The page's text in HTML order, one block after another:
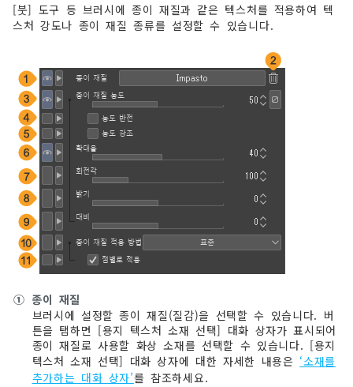
[붓] 도구 등 브러시에 종이 재질과 같은 텍스처를 적용하여 텍
스처 강도나 종이 재질 종류를 설정할 수 있습니다.
① 종이 재질
브러시에 설정할 종이 재질(질감)을 선택할 수 있습니다. 버
튼을 탭하면 [용지 텍스처 소재 선택] 대화 상자가 표시되어
종이 재질로 사용할 화상 소재를 선택할 수 있습니다. [용지
텍스처 소재 선택] 대화 상자에 대한 자세한 내용은 ‘소재를
추가하는 대화 상자’를 참조하세요.